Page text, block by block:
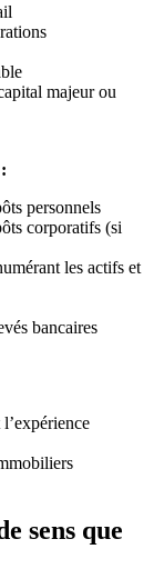
majeur ou
personnels
corporatifs (si
les actifs et
bancaires
sens que